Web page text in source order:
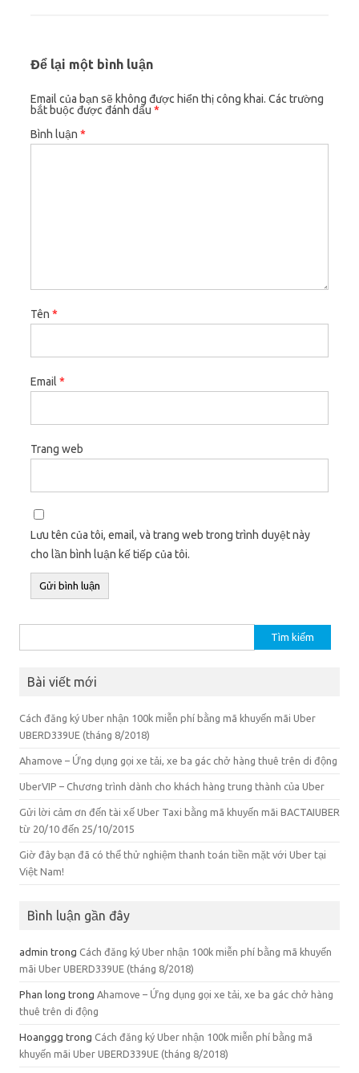
Để lại một bình luận
Email của bạn sẽ không được hiển thị công khai. Các trường
bắt buộc được đánh dấu *
Bình luận *
Tên *
Email *
Trang web
Lưu tên của tôi, email, và trang web trong trình duyệt này
cho lần bình luận kế tiếp của tôi.
kiếm
Bài viết mới
Cách đăng ký Uber nhận 100k miễn phí bằng mã khuyến mãi Uber
UBERD339UE (tháng 8/2018)
Ahamove – Ứng dụng gọi xe tải, xe ba gác chở hàng thuê trên di động
UberVIP – Chương trình dành cho khách hàng trung thành của Uber
Gửi lời cảm ơn đến tài xế Uber Taxi bằng mã khuyến mãi BACTAIUBER
từ 20/10 đến 25/10/2015
Giờ đây bạn đã có thể thử nghiệm thanh toán tiền mặt với Uber tại
Việt Nam!
Bình luận gần đây
admin trong Cách đăng ký Uber nhận 100k miễn phí bằng mã khuyến
mãi Uber UBERD339UE (tháng 8/2018)
Phan long trong Ahamove – Ứng dụng gọi xe tải, xe ba gác chở hàng
thuê trên di động
Hoanggg trong Cách đăng ký Uber nhận 100k miễn phí bằng mã
khuyến mãi Uber UBERD339UE (tháng 8/2018)